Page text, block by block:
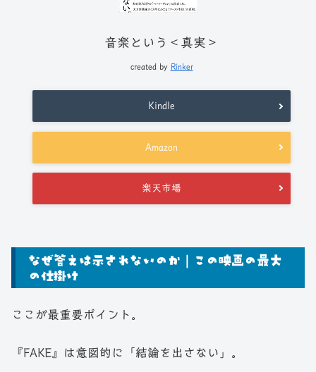
音楽という＜真実＞
created by Rinker
Kindle
Amazon
楽天市場
なぜ答えは示されないのか｜この映画の最大
の仕掛け
ここが最重要ポイント。
『FAKE』は意図的に「結論を出さない」。